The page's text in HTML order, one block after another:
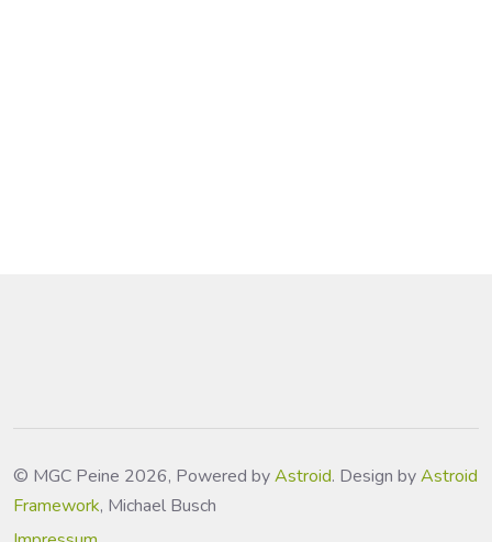
© MGC Peine 2026, Powered byAstroid. Design byAstroid
Framework, Michael Busch